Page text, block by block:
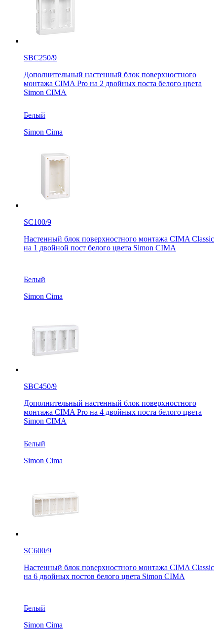
SBC250/9
Дополнительный настенный блок поверхностного
монтажа CIMA Pro на 2 двойных поста белого цвета
Simon CIMA
Белый
Simon Cima
SC100/9
Настенный блок поверхностного монтажа CIMA Classic
на 1 двойной пост белого цвета Simon CIMA
Белый
Simon Cima
SBC450/9
Дополнительный настенный блок поверхностного
монтажа CIMA Pro на 4 двойных поста белого цвета
Simon CIMA
Белый
Simon Cima
SC600/9
Настенный блок поверхностного монтажа CIMA Classic
на 6 двойных постов белого цвета Simon CIMA
Белый
Simon Cima